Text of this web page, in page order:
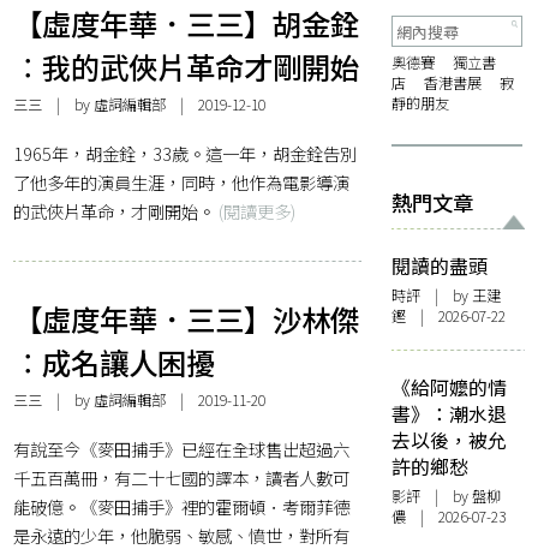
【虛度年華．三三】胡金銓
︰我的武俠片革命才剛開始
三三 | by 虛詞編輯部 | 2019-12-10
1965年，胡金銓，33歲。這一年，胡金銓告別
了他多年的演員生涯，同時，他作為電影導演
的武俠片革命，才剛開始。 (閱讀更多)
【虛度年華．三三】沙林傑
︰成名讓人困擾
三三 | by 虛詞編輯部 | 2019-11-20
有說至今《麥田捕手》已經在全球售出超過六
千五百萬冊，有二十七國的譯本，讀者人數可
能破億。《麥田捕手》裡的霍爾頓．考爾菲德
是永遠的少年，他脆弱、敏感、憤世，對所有
奧德賽
獨立書
店
香港書展
寂
靜的朋友
熱門文章
閱讀的盡頭
時評 | by 王建
鏗 | 2026-07-22
《給阿嬤的情
書》：潮水退
去以後，被允
許的鄉愁
影評 | by 盤柳
儂 | 2026-07-23